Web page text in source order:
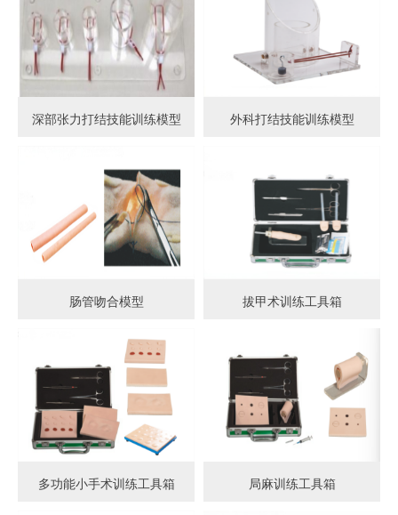
深部张力打结技能训练模型 外科打结技能训练模型
肠管吻合模型 拔甲术训练工具箱
多功能小手术训练工具箱 局麻训练工具箱